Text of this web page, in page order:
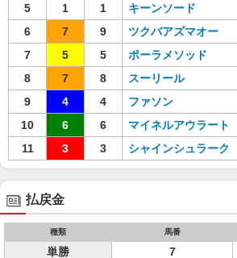
5
1 1 キーンソード
6
7 9 ツクバアズマオー
7
5 5 ポーラメソッド
8
7 8 スーリール
9
4 4 ファソン
10
6 6 マイネルアウラート
11
3 3 シャインシュラーク
払戻金
種類 馬番
単勝 7